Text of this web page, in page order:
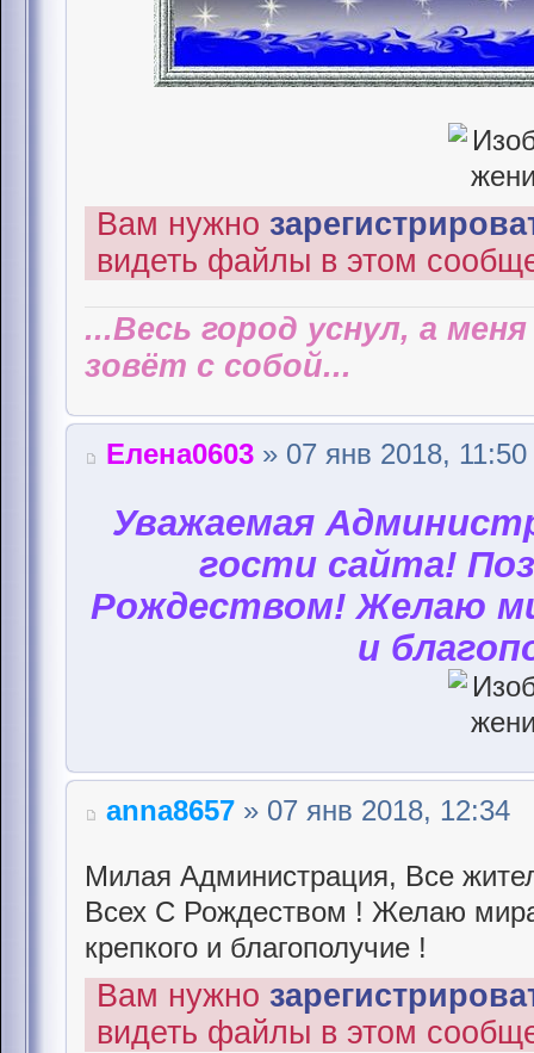
Вам нужно
видеть файлы в этом
...Весь город уснул, а
зовёт с собой...
Елена0603 » 07 янв 2018, 11:50
Уважаемая
гости сайта!
Рождеством! Желаю
и
anna8657 » 07 янв 2018, 12:34
Милая Администрация, Все
Всех С Рождеством ! Желаю
крепкого и благополучие !
Вам нужно
видеть файлы в этом